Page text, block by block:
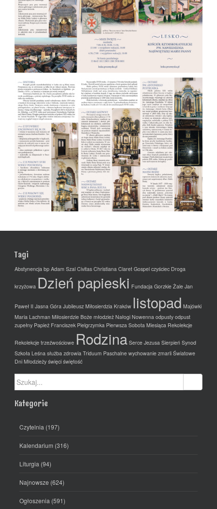
Tagi
Abstynencja bp Adam Szal Civitas Christiana Claret Gospel czyściec Droga
krzyżowa Dzień papieski Fundacja Gorzkie Żale Jan
Paweł II Jasna Góra Jubileusz Miłosierdzia Kraków listopad Majówki
Maria Lachman Miłosierdzie Boże młodzież Nałogi Nowenna odpusty odpust
zupełny Papież Franciszek Pielgrzymka Pierwsza Sobota Miesiąca Rekolekcje
Rekolekcje trzeźwościowe Rodzina Serce Jezusa Sierpień Synod
Szkoła Leśna służba zdrowia Triduum Paschalne wychowanie zmarli Światowe
Dni Młodzieży święci świętość
Szukaj:
Kategorie
Czytelnia (197)
Kalendarium (316)
Liturgia (94)
Najnowsze (624)
Ogłoszenia (591)